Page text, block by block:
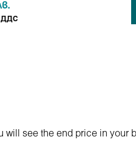
ДДС
see the end price in your